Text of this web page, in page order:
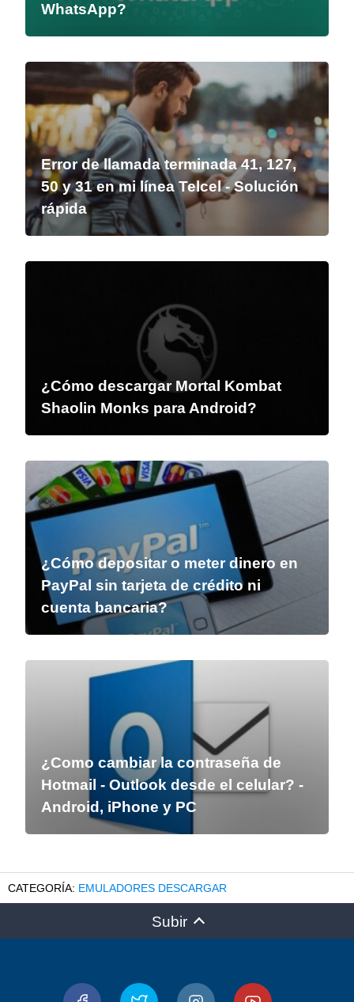
WhatsApp?
Error de llamada terminada 41, 127,
50 y 31 en mi línea Telcel - Solución
rápida
¿Cómo descargar Mortal Kombat
Shaolin Monks para Android?
¿Cómo depositar o meter dinero en
PayPal sin tarjeta de crédito ni
cuenta bancaria?
¿Como cambiar la contraseña de
Hotmail - Outlook desde el celular? -
Android, iPhone y PC
EMULADORES DESCARGAR
Subir